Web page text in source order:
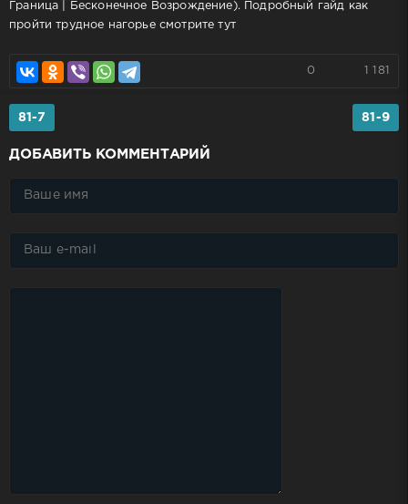
Граница | Бесконечное Возрождение). Подробный гайд как
пройти трудное нагорье смотрите тут
0 1 181
81-7 81-9
ДОБАВИТЬ КОММЕНТАРИЙ